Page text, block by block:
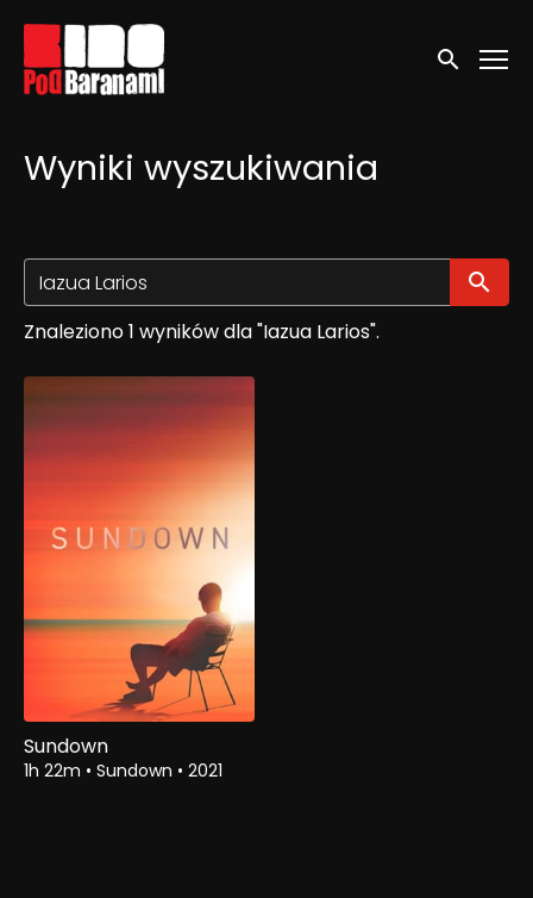
Linki ułatwień dostępu
Wyszukaj
Wyniki wyszukiwania
Znaleziono 1 wyników dla "Iazua Larios".
Sundown
1h 22m • Sundown • 2021